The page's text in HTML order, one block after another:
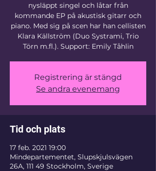
nysläppt singel och låtar från
kommande EP på akustisk gitarr och
piano. Med sig på scen har han cellisten
Klara Källström (Duo Systrami, Trio
Törn m.fl.). Support: Emily Tåhlin
Registrering är stängd
Se andra evenemang
Tid och plats
17 feb. 2021 19:00
Mindepartementet, Slupskjulsvägen
26A, 111 49 Stockholm, Sverige